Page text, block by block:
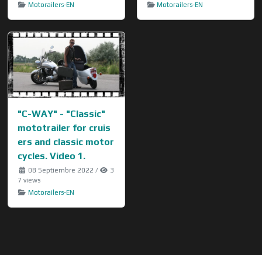
Motorailers-EN
Motorailers-EN
"C-WAY" - "Classic"
mototrailer for cruis
ers and classic motor
cycles. Video 1.
08 Septiembre 2022 /
3
7 views
Motorailers-EN